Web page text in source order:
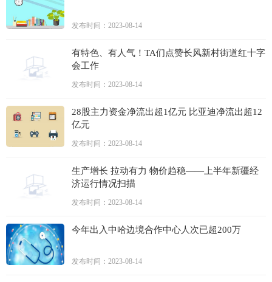
发布时间：2023-08-14
有特色、有人气！TA们点赞长风新村街道红十字
会工作
发布时间：2023-08-14
28股主力资金净流出超1亿元 比亚迪净流出超12
亿元
发布时间：2023-08-14
生产增长 拉动有力 物价趋稳——上半年新疆经
济运行情况扫描
发布时间：2023-08-14
今年出入中哈边境合作中心人次已超200万
发布时间：2023-08-14